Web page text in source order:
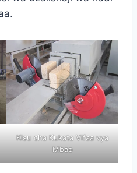
Kisu cha Kukata Vifaa vya
Mbao